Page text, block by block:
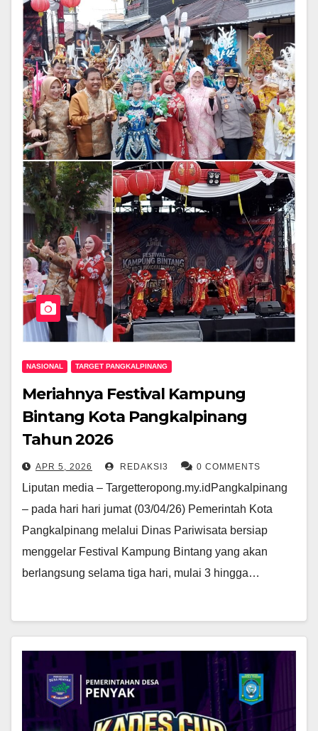
NASIONAL TARGET PANGKALPINANG
Meriahnya Festival Kampung
Bintang Kota Pangkalpinang
Tahun 2026
APR 5, 2026 REDAKSI3 0 COMMENTS
Liputan media – Targetteropong.my.idPangkalpinang
– pada hari hari jumat (03/04/26) Pemerintah Kota
Pangkalpinang melalui Dinas Pariwisata bersiap
menggelar Festival Kampung Bintang yang akan
berlangsung selama tiga hari, mulai 3 hingga…